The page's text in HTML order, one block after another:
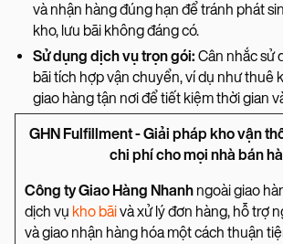
và nhận hàng đúng hạn để tránh phát
kho, lưu bãi không đáng có.
Sử dụng dịch vụ trọn gói: Cân nhắc sử
bãi tích hợp vận chuyển, ví dụ như thuê
giao hàng tận nơi để tiết kiệm thời gian
GHN Fulfillment - Giải pháp kho vận
chi phí cho mọi nhà bán
Công ty Giao Hàng Nhanh ngoài giao
dịch vụ kho bãivà xử lý đơn hàng, hỗ trợ
và giao nhận hàng hóa một cách thuận